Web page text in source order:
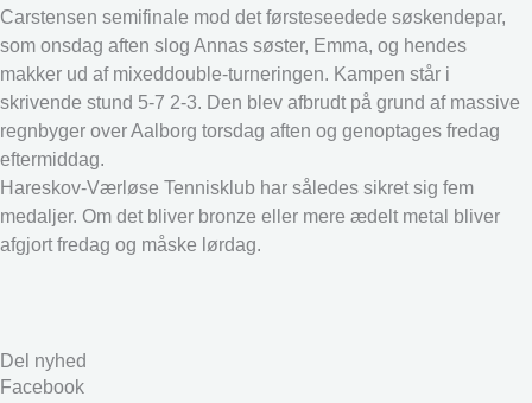
Carstensen semifinale mod det førsteseedede søskendepar,
som onsdag aften slog Annas søster, Emma, og hendes
makker ud af mixeddouble-turneringen. Kampen står i
skrivende stund 5-7 2-3. Den blev afbrudt på grund af massive
regnbyger over Aalborg torsdag aften og genoptages fredag
eftermiddag.
Hareskov-Værløse Tennisklub har således sikret sig fem
medaljer. Om det bliver bronze eller mere ædelt metal bliver
afgjort fredag og måske lørdag.
Del nyhed
Facebook